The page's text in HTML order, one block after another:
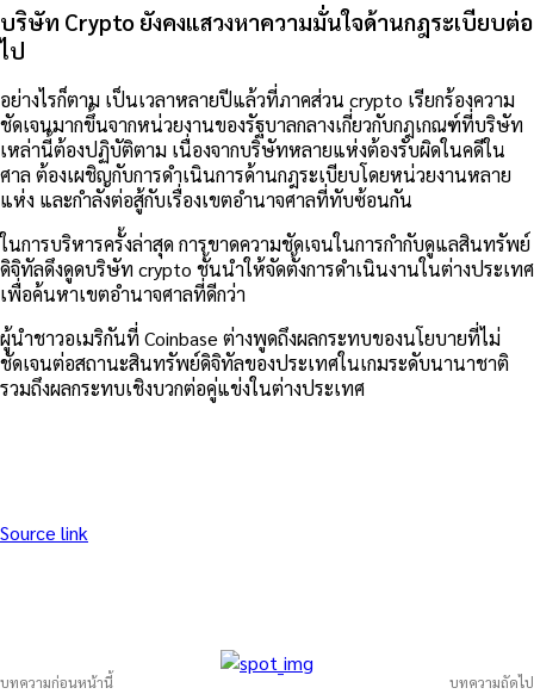
บริษัท Crypto ยังคงแสวงหาความมั่นใจด้านกฎระเบียบต่อ
ไป
อย่างไรก็ตาม เป็นเวลาหลายปีแล้วที่ภาคส่วน crypto เรียกร้องความ
ชัดเจนมากขึ้นจากหน่วยงานของรัฐบาลกลางเกี่ยวกับกฎเกณฑ์ที่บริษัท
เหล่านี้ต้องปฏิบัติตาม เนื่องจากบริษัทหลายแห่งต้องรับผิดในคดีใน
ศาล ต้องเผชิญกับการดำเนินการด้านกฎระเบียบโดยหน่วยงานหลาย
แห่ง และกำลังต่อสู้กับเรื่องเขตอำนาจศาลที่ทับซ้อนกัน
ในการบริหารครั้งล่าสุด การขาดความชัดเจนในการกำกับดูแลสินทรัพย์
ดิจิทัลดึงดูดบริษัท crypto ชั้นนำให้จัดตั้งการดำเนินงานในต่างประเทศ
เพื่อค้นหาเขตอำนาจศาลที่ดีกว่า
ผู้นำชาวอเมริกันที่ Coinbase ต่างพูดถึงผลกระทบของนโยบายที่ไม่
ชัดเจนต่อสถานะสินทรัพย์ดิจิทัลของประเทศในเกมระดับนานาชาติ
รวมถึงผลกระทบเชิงบวกต่อคู่แข่งในต่างประเทศ
Source link
บทความก่อนหน้านี้ บทความถัดไป